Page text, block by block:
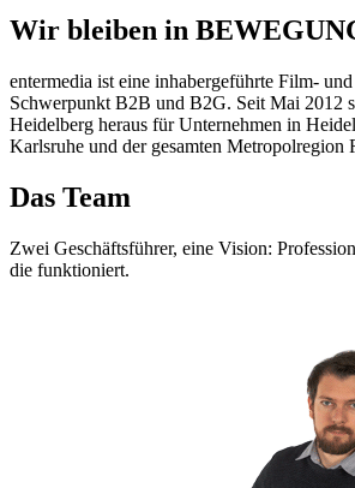
Wir bleiben in
entermedia ist eine inhabergeführte Film-
Schwerpunkt B2B und B2G. Seit Mai 2012
Heidelberg heraus für Unternehmen in
Karlsruhe und der gesamten Metropolregion
Das Team
Zwei Geschäftsführer, eine Vision:
die funktioniert.